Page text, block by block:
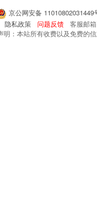
京公网安备
隐私政策 问题反馈
客服邮
：本站所有收费以及免费的